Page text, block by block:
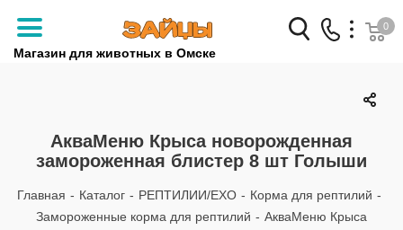
Магазин для животных в Омске
Заказать звонок
+7 (950) 959-88-32
0
АкваМеню Крыса новорожденная
замороженная блистер 8 шт Голыши
Главная - Каталог - РЕПТИЛИИ/EXO - Корма для рептилий -
Замороженные корма для рептилий - АкваМеню Крыса